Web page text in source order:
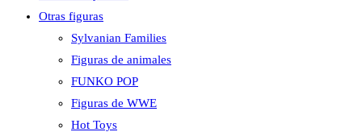
Otras figuras
Sylvanian Families
Figuras de animales
FUNKO POP
Figuras de WWE
Hot Toys